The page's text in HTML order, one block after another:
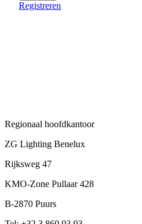
Registreren
Regionaal hoofdkantoor
ZG Lighting Benelux
Rijksweg 47
KMO-Zone Pullaar 428
B-2870 Puurs